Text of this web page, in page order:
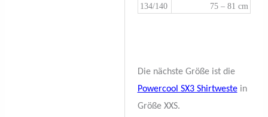
134/140 75 – 81 cm
Die nächste Größe ist die
Powercool SX3 Shirtwestein
Größe XXS.